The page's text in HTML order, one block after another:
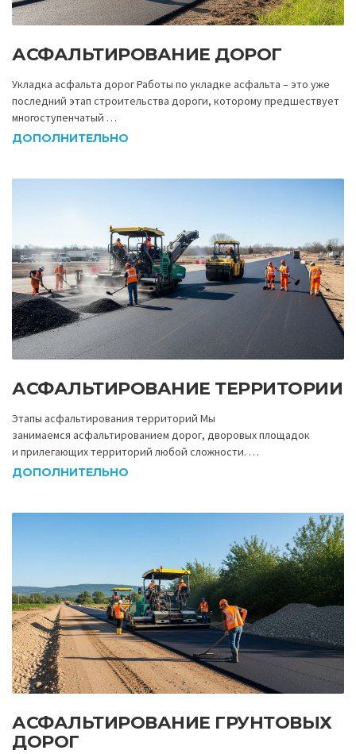
АСФАЛЬТИРОВАНИЕ ДОРОГ
Укладка асфальта дорог Работы по укладке асфальта – это уже
последний этап строительства дороги, которому предшествует
многоступенчатый …
ДОПОЛНИТЕЛЬНО
АСФАЛЬТИРОВАНИЕ ТЕРРИТОРИИ
Этапы асфальтирования территорий Мы
занимаемся асфальтированием дорог, дворовых площадок
и прилегающих территорий любой сложности. …
ДОПОЛНИТЕЛЬНО
АСФАЛЬТИРОВАНИЕ ГРУНТОВЫХ
ДОРОГ